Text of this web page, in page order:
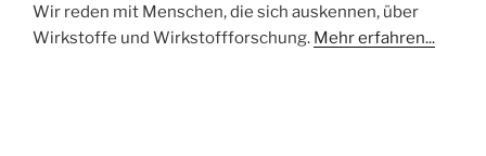
Wir reden mit Menschen, die sich auskennen, über
Wirkstoffe und Wirkstoffforschung. Mehr erfahren...